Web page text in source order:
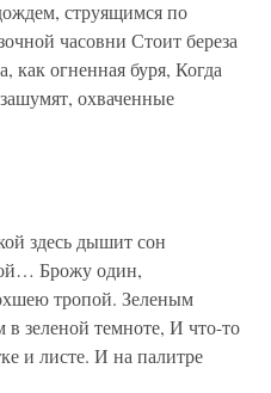
струящимся по
часовни Стоит береза
как огненная буря, Когда
охваченные
здесь дышит сон
Брожу один,
тропой. Зеленым
в зеленой темноте, И что-то
и листе. И на палитре